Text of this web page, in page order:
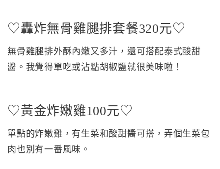
♡轟炸無骨雞腿排套餐320元♡
無骨雞腿排外酥內嫩又多汁，還可搭配泰式酸甜
醬。我覺得單吃或沾點胡椒鹽就很美味啦！
♡黃金炸嫩雞100元♡
單點的炸嫩雞，有生菜和酸甜醬可搭，弄個生菜包
肉也別有一番風味。